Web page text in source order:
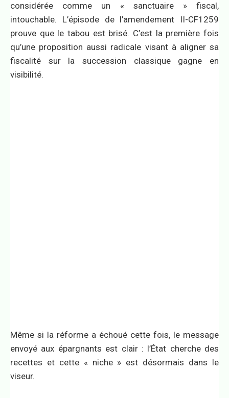
considérée comme un « sanctuaire » fiscal,
intouchable. L’épisode de l’amendement II-CF1259
prouve que le tabou est brisé. C’est la première fois
qu’une proposition aussi radicale visant à aligner sa
fiscalité sur la succession classique gagne en
visibilité.
Même si la réforme a échoué cette fois, le message
envoyé aux épargnants est clair : l’État cherche des
recettes et cette « niche » est désormais dans le
viseur.